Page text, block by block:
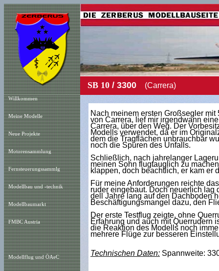
Willkommen
Meine Modelle
Neue Projekte
Motorensammlung
Fernsteuerungssammlg
Modellbau und -technik
Modellbaumarkt
FMBC Austria
Modellflug und ÖAeC
SB 10 / 3300
Nach meinem ersten Großsegler
von Carrera, lief mir irgendwann
Carrera, über den Weg. Der
Modells verwendet, da er im
dem die Tragflächen unbrauchbar
noch die Spuren des Unfalls.
Schließlich, nach jahrelanger
meinen Sohn flugtauglich zu
klappen, doch beachtlich, er kam er
Für meine Anforderungen reichte
ruder eingebaut. Doch neuerlich lag
dell Jahre lang auf den Dachboden
Beschäftigungsmangel dazu, den
Der erste Testflug zeigte, ohne
Erfahrung und auch mit Querrudern
die Reaktion des Modells noch
mehrere Flüge zur besseren
Technischen Daten: Spannweite: